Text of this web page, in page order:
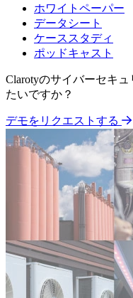
ホワイトペーパー
データシート
ケーススタディ
ポッドキャスト
Clarotyのサイバーセキ
たいですか？
デモをリクエストする